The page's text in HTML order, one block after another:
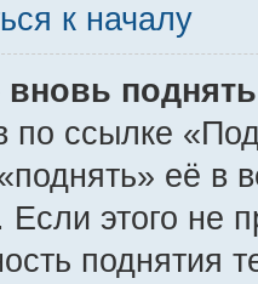
к началу
вновь
по ссылке
её в
этого не
поднятия